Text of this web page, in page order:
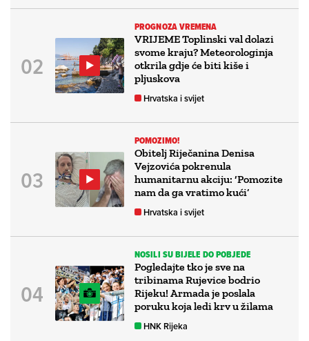
PROGNOZA VREMENA
VRIJEME Toplinski val dolazi
svome kraju? Meteorologinja
otkrila gdje će biti kiše i
pljuskova
Hrvatska i svijet
POMOZIMO!
Obitelj Riječanina Denisa
Vejzovića pokrenula
humanitarnu akciju: ‘Pomozite
nam da ga vratimo kući’
Hrvatska i svijet
NOSILI SU BIJELE DO POBJEDE
Pogledajte tko je sve na
tribinama Rujevice bodrio
Rijeku! Armada je poslala
poruku koja ledi krv u žilama
HNK Rijeka